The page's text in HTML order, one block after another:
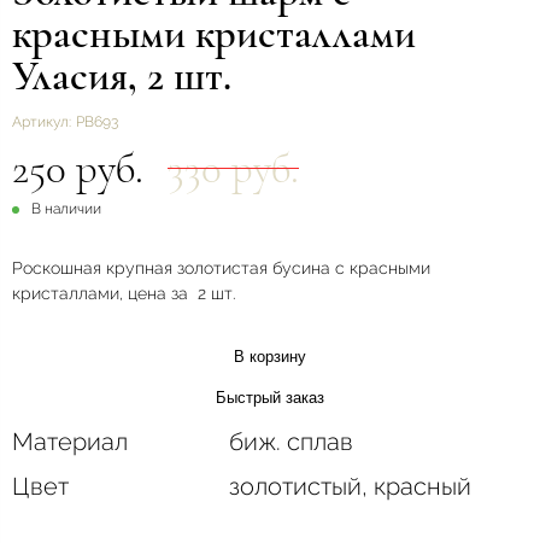
красными кристаллами
Уласия, 2 шт.
Артикул: РВ693
250 руб. 330 руб.
В наличии
Роскошная крупная золотистая бусина с красными
кристаллами, цена за 2 шт.
В корзину
Быстрый заказ
Материал
биж. сплав
Цвет
золотистый, красный